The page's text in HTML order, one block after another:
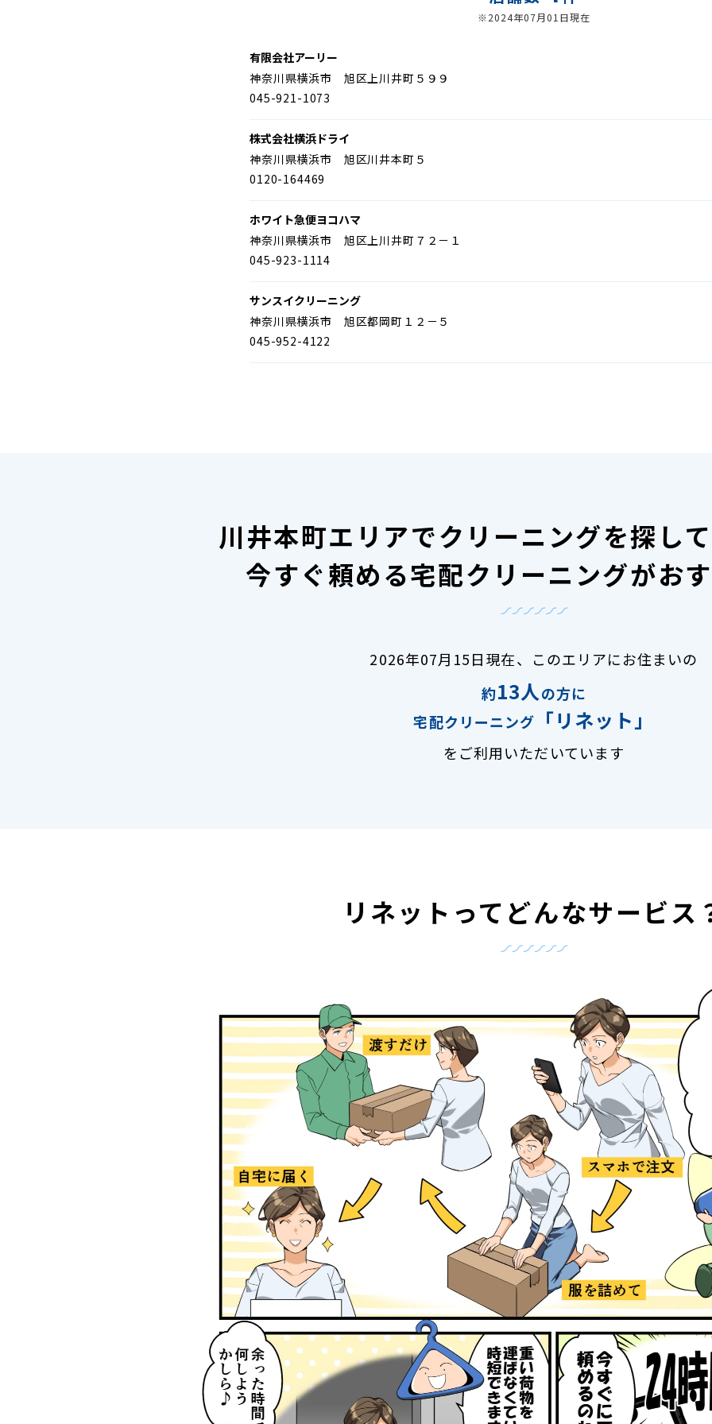
※2024年07月01日現在
有限会社アーリー
神奈川県横浜市 旭区上川井町５９９
045-921-1073
株式会社横浜ドライ
神奈川県横浜市 旭区川井本町５
0120-164469
ホワイト急便ヨコハマ
神奈川県横浜市 旭区上川井町７２－１
045-923-1114
サンスイクリーニング
神奈川県横浜市 旭区都岡町１２－５
045-952-4122
川井本町エリアでクリーニングを探し
今すぐ頼める宅配クリーニングがお
2026年07月15日現在、
このエリアにお住まいの
約13人の方に
宅配クリーニング
「リネット」
をご利用いただいています
リネットってどんなサービス